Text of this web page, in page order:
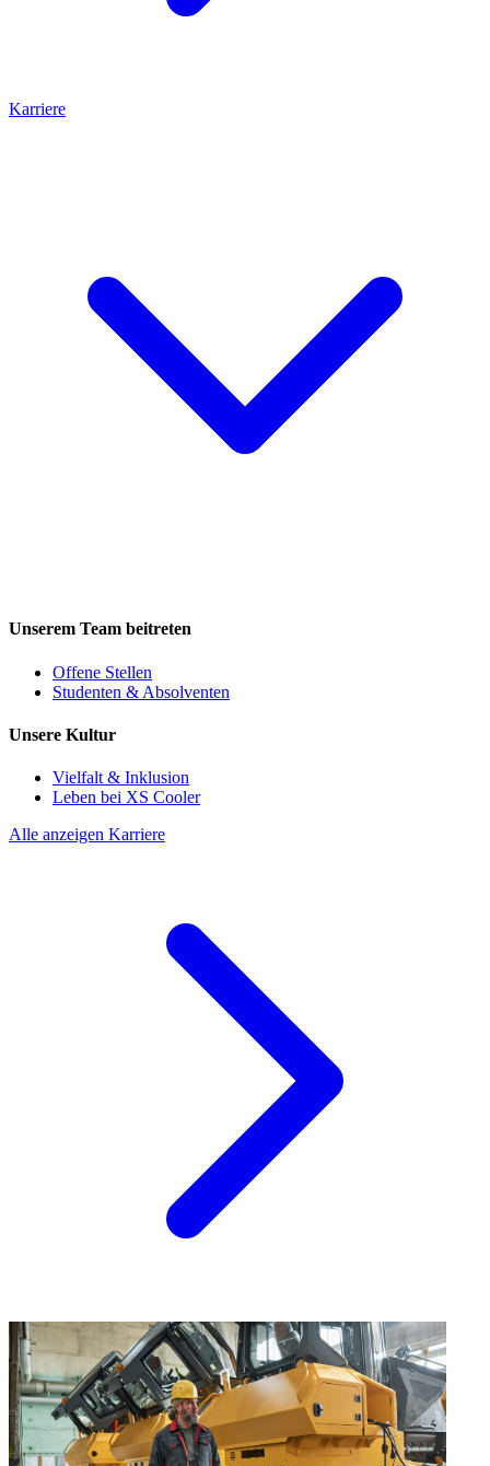
Karriere
Unserem Team beitreten
Offene Stellen
Studenten & Absolventen
Unsere Kultur
Vielfalt & Inklusion
Leben bei XS Cooler
Alle anzeigen Karriere